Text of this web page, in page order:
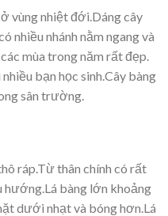
vùng nhiệt đới.Dáng cây
nhiều nhánh nằm ngang và
mùa trong năm rất đẹp.
bạn học sinh.Cây bàng
sân trường.
ráp.Từ thân chính có rất
hướng.Lá bàng lớn khoảng
dưới nhạt và bóng hơn.Lá